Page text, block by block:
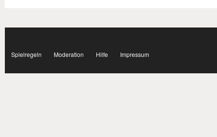
Spielregeln Moderation Hilfe Impressum